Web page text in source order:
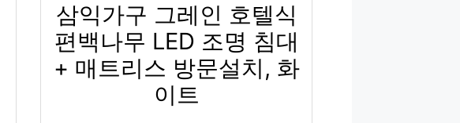
삼익가구 그레인 호텔식
편백나무 LED 조명 침대
+ 매트리스 방문설치, 화
이트